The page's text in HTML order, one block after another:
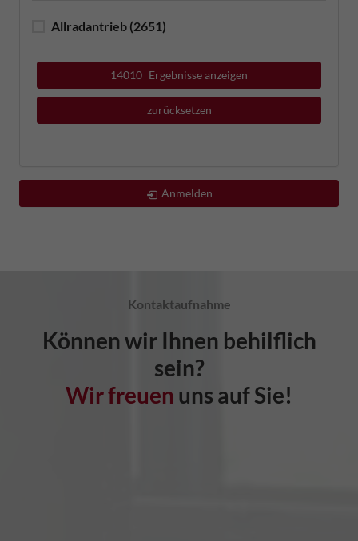
Allradantrieb (2651)
14010 Ergebnisse anzeigen
zurücksetzen
Anmelden
Kontaktaufnahme
Können wir Ihnen behilflich
sein?
Wir freuen uns auf Sie!